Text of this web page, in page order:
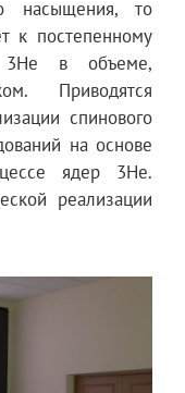
насыщения, то
к постепенному
3Не в объеме,
Приводятся
спинового
на основе
ядер 3Не.
реализации